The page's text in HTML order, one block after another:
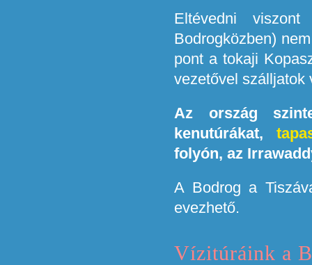
Eltévedni
Bodrogközben)
pont a tokaji
vezetővel szálljatok
Az ország
kenutúrákat,
folyón, az
A Bodrog a
evezhető.
Vízitúráink a